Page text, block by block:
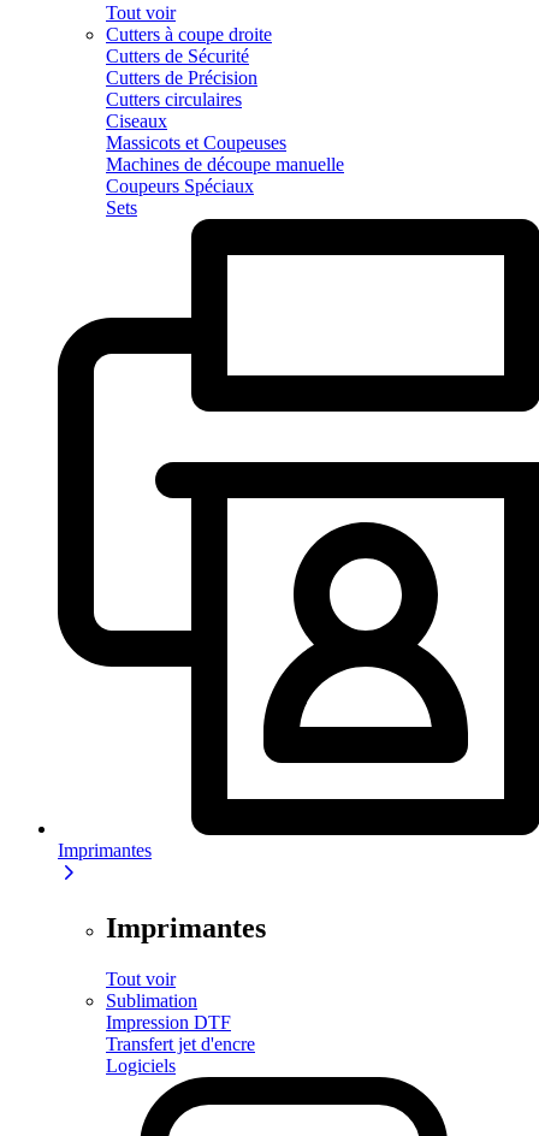
Tout voir
Cutters à coupe droite
Cutters de Sécurité
Cutters de Précision
Cutters circulaires
Ciseaux
Massicots et Coupeuses
Machines de découpe manuelle
Coupeurs Spéciaux
Sets
Imprimantes
Imprimantes
Tout voir
Sublimation
Impression DTF
Transfert jet d'encre
Logiciels